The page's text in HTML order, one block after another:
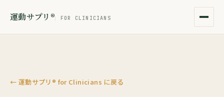
運動サプリ® FOR CLINICIANS
← 運動サプリ® for Clinicians に戻る